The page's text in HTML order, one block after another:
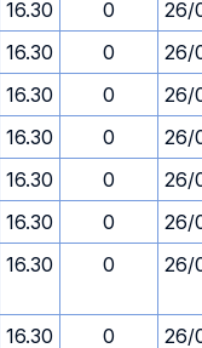
16.30 0
26/
16.30 0
26/
16.30 0
26/
16.30 0
26/
16.30 0
26/
16.30 0
26/
16.30 0 26/
16.30 0
26/